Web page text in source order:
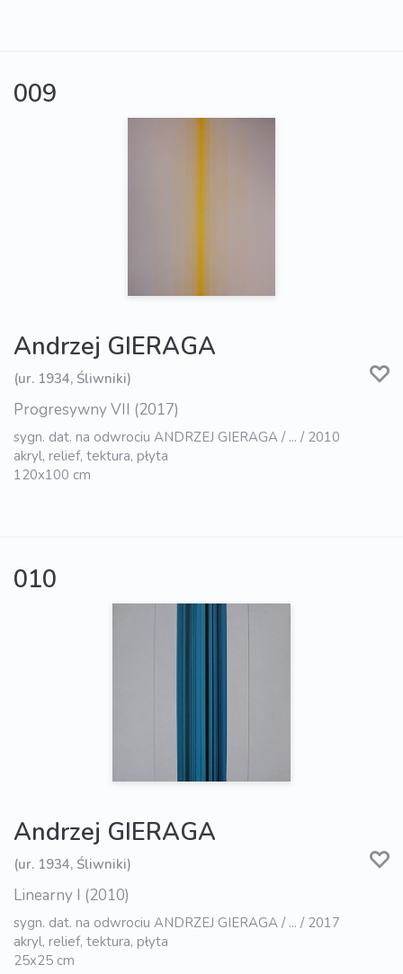
009
Andrzej GIERAGA
(ur. 1934, Śliwniki)
Progresywny VII (2017)
sygn. dat. na odwrociu ANDRZEJ GIERAGA / ... / 2010
akryl, relief, tektura, płyta
120x100 cm
010
Andrzej GIERAGA
(ur. 1934, Śliwniki)
Linearny I (2010)
sygn. dat. na odwrociu ANDRZEJ GIERAGA / ... / 2017
akryl, relief, tektura, płyta
25x25 cm